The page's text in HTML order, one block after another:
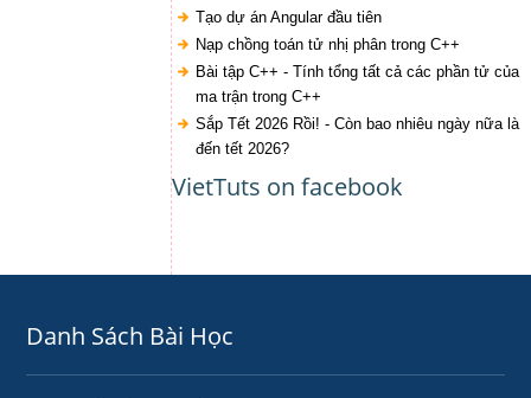
Tạo dự án Angular đầu tiên
Nạp chồng toán tử nhị phân trong C++
Bài tập C++ - Tính tổng tất cả các phần tử của
ma trận trong C++
Sắp Tết 2026 Rồi! - Còn bao nhiêu ngày nữa là
đến tết 2026?
VietTuts on facebook
Danh Sách Bài Học